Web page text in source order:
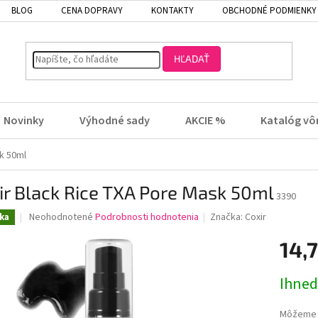
BLOG CENA DOPRAVY KONTAKTY OBCHODNÉ PODMIENKY
HĽADAŤ
Novinky Výhodné sady AKCIE % Katalóg
50ml
Black Rice TXA Pore Mask 50ml3390
Priemerné
0,0
5
hviezdičiek.
Neohodnotené Podrobnosti hodnotenia Značka: Coxir
cena: